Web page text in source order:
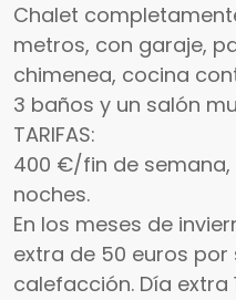
Chalet
metros, con garaje,
chimenea, cocina
3 baños y un salón
TARIFAS:
400 €/fin de semana,
noches.
En los meses de
extra de 50 euros
calefacción. Día extra